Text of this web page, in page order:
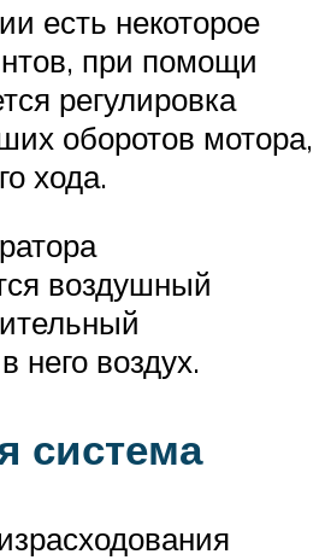
есть некоторое
при помощи
регулировка
оборотов мотора,
хода.
воздушный
него воздух.
система